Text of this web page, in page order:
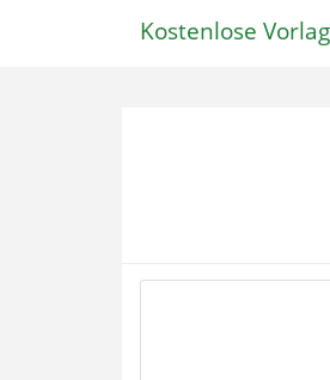
Kostenlose